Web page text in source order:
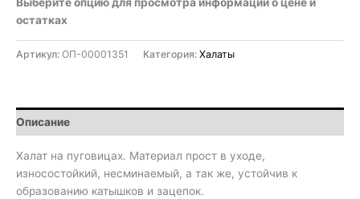
Выберите опцию для просмотра информации о цене и
остатках
Артикул: ОП-00001351 Категория: Халаты
Описание
Халат на пуговицах. Материал прост в уходе,
износостойкий, несминаемый, а так же, устойчив к
образованию катышков и зацепок.